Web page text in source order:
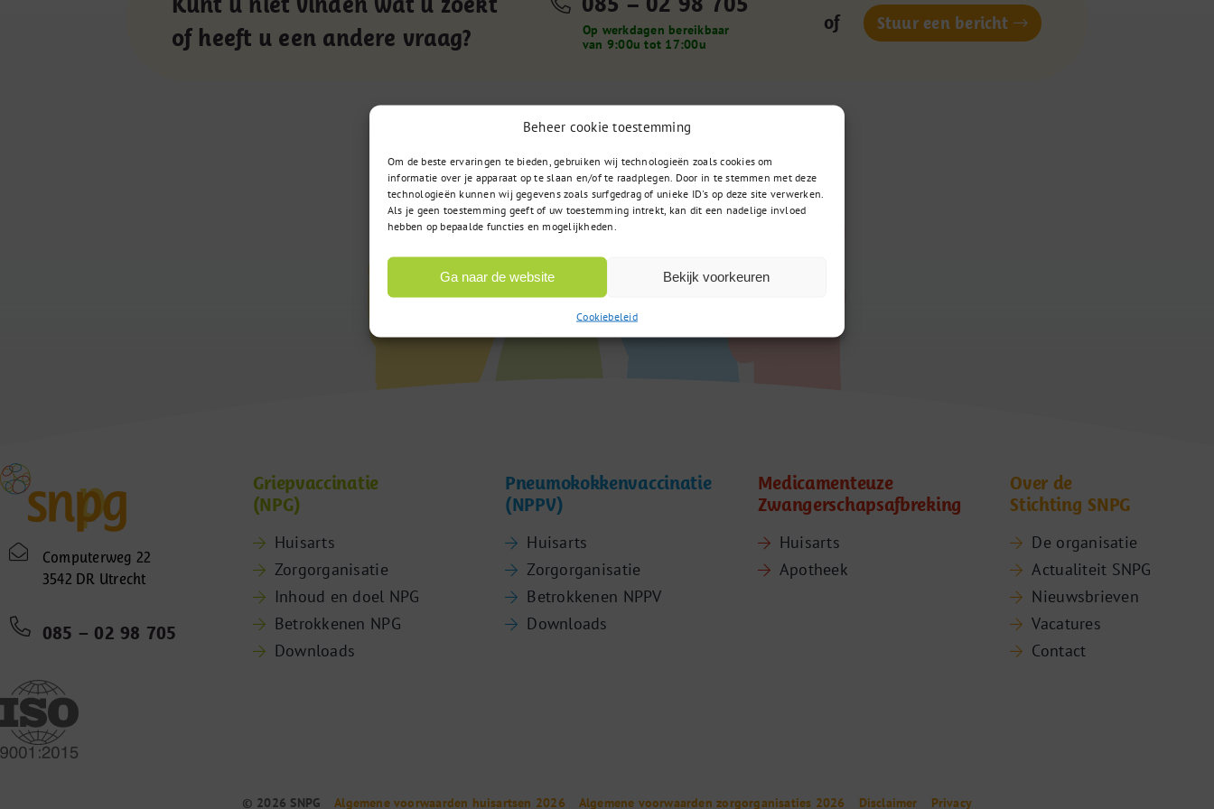
Beheer cookie toestemming
Om de beste ervaringen te bieden, gebruiken wij technologieën zoals cookies om
informatie over je apparaat op te slaan en/of te raadplegen. Door in te stemmen met deze
technologieën kunnen wij gegevens zoals surfgedrag of unieke ID's op deze site verwerken.
Als je geen toestemming geeft of uw toestemming intrekt, kan dit een nadelige invloed
hebben op bepaalde functies en mogelijkheden.
Ga naar de website Bekijk voorkeuren
Cookiebeleid
of heeft u een andere vraag?
Op werkdagen bereikbaar
van 9:00u tot 17:00u
of Stuur een bericht
Computerweg 22
3542 DR Utrecht
085 – 02 98 705
Griepvaccinatie
(NPG)
Huisarts
Zorgorganisatie
Inhoud en doel NPG
Betrokkenen NPG
Downloads
Pneumokokkenvaccinatie
(NPPV)
Huisarts
Zorgorganisatie
Betrokkenen NPPV
Downloads
Medicamenteuze
Zwangerschapsafbreking
Huisarts
Apotheek
Over de
Stichting SNPG
De organisatie
Actualiteit SNPG
Nieuwsbrieven
Vacatures
Contact
© 2026 SNPG Algemene voorwaarden huisartsen 2026 Algemene voorwaarden zorgorganisaties 2026 Disclaimer Privacy